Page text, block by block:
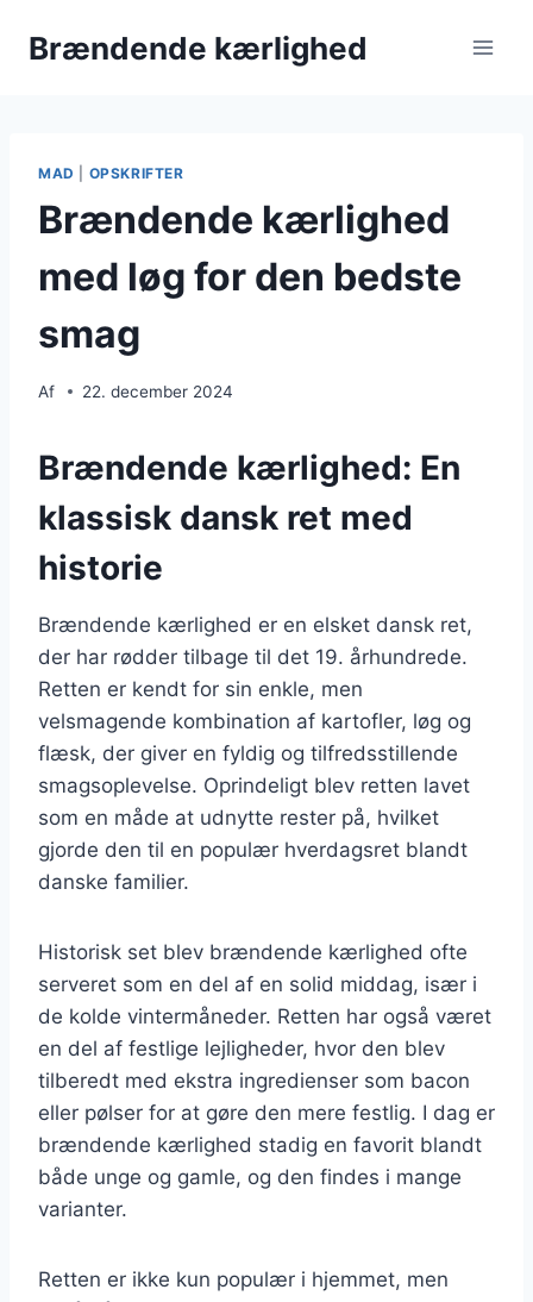
Brændende kærlighed
MAD OPSKRIFTER
Brændende kærlighed
med løg for den bedste
smag
Af 22. december 2024
Brændende kærlighed: En
klassisk dansk ret med
historie
Brændende kærlighed er en elsket dansk ret,
der har rødder tilbage til det 19. århundrede.
Retten er kendt for sin enkle, men
velsmagende kombination af kartofler, løg og
flæsk, der giver en fyldig og tilfredsstillende
smagsoplevelse. Oprindeligt blev retten lavet
som en måde at udnytte rester på, hvilket
gjorde den til en populær hverdagsret blandt
danske familier.
Historisk set blev brændende kærlighed ofte
serveret som en del af en solid middag, især i
de kolde vintermåneder. Retten har også været
en del af festlige lejligheder, hvor den blev
tilberedt med ekstra ingredienser som bacon
eller pølser for at gøre den mere festlig. I dag er
brændende kærlighed stadig en favorit blandt
både unge og gamle, og den findes i mange
varianter.
Retten er ikke kun populær i hjemmet, men